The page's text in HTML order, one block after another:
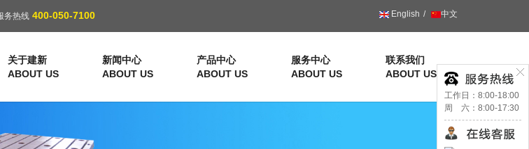
English 中文
务热线 400-050-7100
关于建新
ABOUT US
新闻中心
ABOUT US
产品中心
ABOUT US
服务中心
ABOUT US
联系我们
ABOUT US
工作日：8:00-18:00
周 六：8:00-17:30